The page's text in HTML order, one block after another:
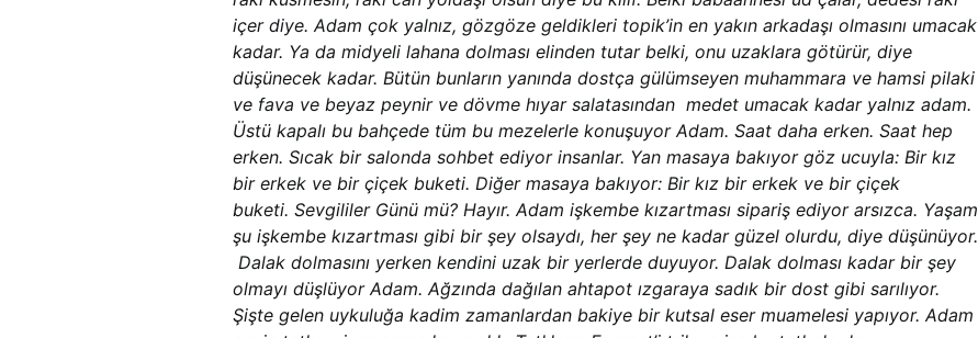
içer diye. Adam çok yalnız, gözgöze geldikleri topik’in en yakın arkadaşı olmasını umacak
kadar. Ya da midyeli lahana dolması elinden tutar belki, onu uzaklara götürür, diye
düşünecek kadar. Bütün bunların yanında dostça gülümseyen muhammara ve hamsi pilaki
ve fava ve beyaz peynir ve dövme hıyar salatasından medet umacak kadar yalnız adam.
Üstü kapalı bu bahçede tüm bu mezelerle konuşuyor Adam. Saat daha erken. Saat hep
erken. Sıcak bir salonda sohbet ediyor insanlar. Yan masaya bakıyor göz ucuyla: Bir kız
bir erkek ve bir çiçek buketi. Diğer masaya bakıyor: Bir kız bir erkek ve bir çiçek
buketi. Sevgililer Günü mü? Hayır. Adam işkembe kızartması sipariş ediyor arsızca. Yaşam
şu işkembe kızartması gibi bir şey olsaydı, her şey ne kadar güzel olurdu, diye düşünüyor.
Dalak dolmasını yerken kendini uzak bir yerlerde duyuyor. Dalak dolması kadar bir şey
olmayı düşlüyor Adam. Ağzında dağılan ahtapot ızgaraya sadık bir dost gibi sarılıyor.
Şişte gelen uykuluğa kadim zamanlardan bakiye bir kutsal eser muamelesi yapıyor. Adam